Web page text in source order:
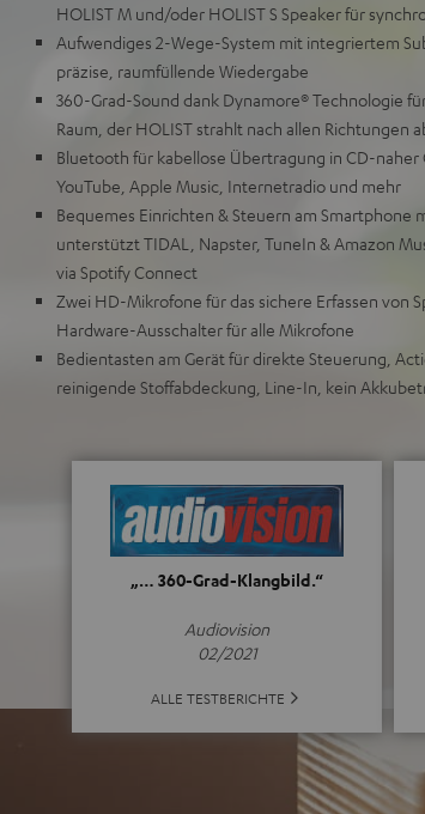
HOLIST M und/oder HOLIST S Speaker für
Aufwendiges 2-Wege-System mit integriertem
präzise, raumfüllende Wiedergabe
360-Grad-Sound dank Dynamore® Technologie
Raum, der HOLIST strahlt nach allen Richtungen
Bluetooth für kabellose Übertragung in CD-naher
YouTube, Apple Music, Internetradio und mehr
Bequemes Einrichten & Steuern am Smartphone
unterstützt TIDAL, Napster, TuneIn & Amazon
via Spotify Connect
Zwei HD-Mikrofone für das sichere Erfassen von
Hardware-Ausschalter für alle Mikrofone
Bedientasten am Gerät für direkte Steuerung,
reinigende Stoffabdeckung, Line-In, kein
„… 360-Grad-Klangbild.“
Audiovision
02/2021
ALLE TESTBERICHTE